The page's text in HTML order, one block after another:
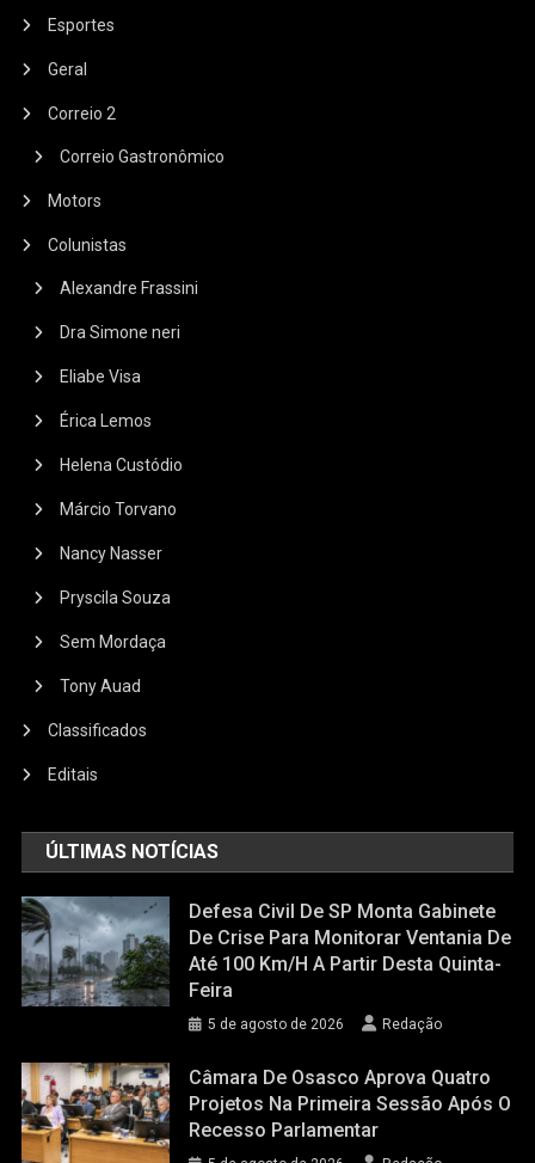
Esportes
Geral
Correio 2
Correio Gastronômico
Motors
Colunistas
Alexandre Frassini
Dra Simone neri
Eliabe Visa
Érica Lemos
Helena Custódio
Márcio Torvano
Nancy Nasser
Pryscila Souza
Sem Mordaça
Tony Auad
Classificados
Editais
ÚLTIMAS NOTÍCIAS
Defesa Civil De SP Monta Gabinete
De Crise Para Monitorar Ventania De
Até 100 Km/h A Partir Desta Quinta-
Feira
5 de agosto de 2026 Redação
Câmara De Osasco Aprova Quatro
Projetos Na Primeira Sessão Após O
Recesso Parlamentar